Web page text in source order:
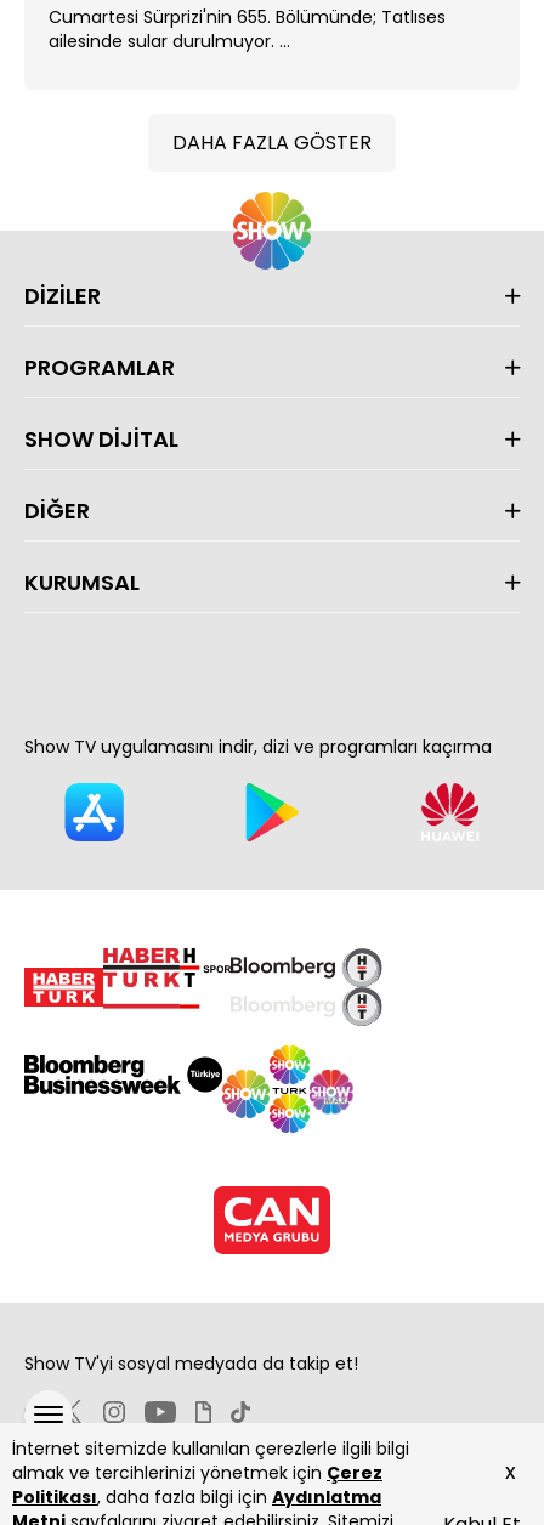
Cumartesi Sürprizi'nin 655. Bölümünde; Tatlıses
ailesinde sular durulmuyor. ...
DAHA FAZLA GÖSTER
İnternet sitemizde kullanılan çerezlerle ilgili bilgi
almak ve tercihlerinizi yönetmek için Çerez
Politikası, daha fazla bilgi için Aydınlatma
x
DİZİLER
PROGRAMLAR
SHOW DİJİTAL
DİĞER
KURUMSAL
Show TV uygulamasını indir, dizi ve programları kaçırma
Show TV'yi sosyal medyada da takip et!